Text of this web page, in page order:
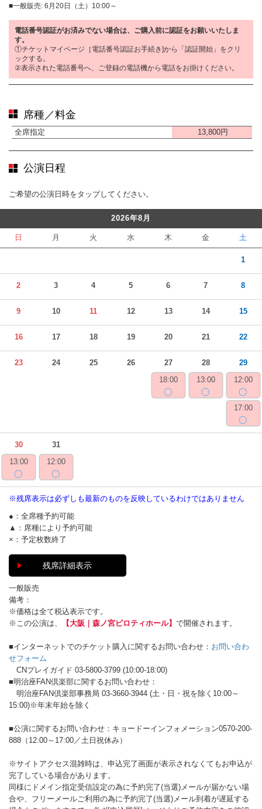
■一般販売: 6月20日（土）10:00～
電話番号認証がお済みでない場合は、ご購入前に認証をお願いいたしま
す。
①チケットマイページ［電話番号認証お手続き]から「認証開始」をクリ
ックする。
②表示された電話番号へ、ご登録の電話機から電話をお掛けください。
席種／料金
全席指定 13,800円
公演日程
ご希望の公演日時をタップしてください。
2026年8月
日 月 火 水 木 金 土
1
2 3 4 5 6 7 8
9 10 11 12 13 14 15
16 17 18 19 20 21 22
23 24 25 26
27
18:00
◯
28
13:00
◯
29
12:00
◯
17:00
◯
30
13:00
◯
31
12:00
◯
※残席表示は必ずしも最新のものを反映しているわけではありません
●：全席種予約可能
▲：席種により予約可能
×：予定枚数終了
残席詳細表示
一般販売
備考：
※価格は全て税込表示です。
※この公演は、
【大阪｜森ノ宮ピロティホール】 で開催されます。
■インターネットでのチケット購入に関するお問い合わせ： お問い合わ
せフォーム
CNプレイガイド 03-5800-3799 (10:00-18:00)
■明治座FAN倶楽部に関するお問い合わせ：
明治座FAN倶楽部事務局 03-3660-3944 (土・日・祝を除く10:00～
15:00)※年末年始を除く
■公演に関するお問い合わせ：キョードーインフォメーション0570-200-
888（12:00～17:00／土日祝休み）
※サイトアクセス混雑時は、申込完了画面が表示されなくてもお申込が
完了している場合があります。
同様にドメイン指定受信設定の為に予約完了(当選)メールが届かない場
合や、フリーメールご利用の為に予約完了(当選)メール到着が遅延する